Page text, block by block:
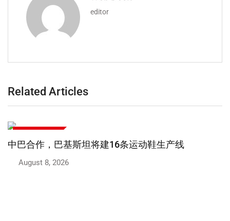
editor
Related Articles
巴基斯坦与中国继续推进建交75周年合作倡议
August 6, 2026